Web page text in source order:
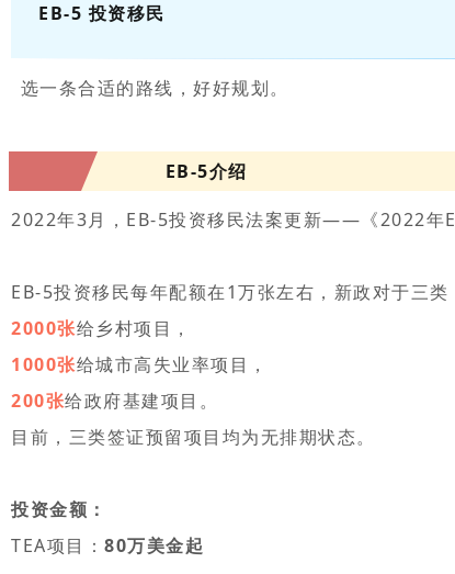
EB-5 投资移民
选一条合适的路线，好好规划。
EB-5介绍
2022年3月，EB-5投资移民法案更新——《2022年
EB-5投资移民每年配额在1万张左右，新政对于三
2000张给乡村项目，
1000张给城市高失业率项目，
200张给政府基建项目。
目前，三类签证预留项目均为无排期状态。
投资金额：
TEA项目： 80万美金起